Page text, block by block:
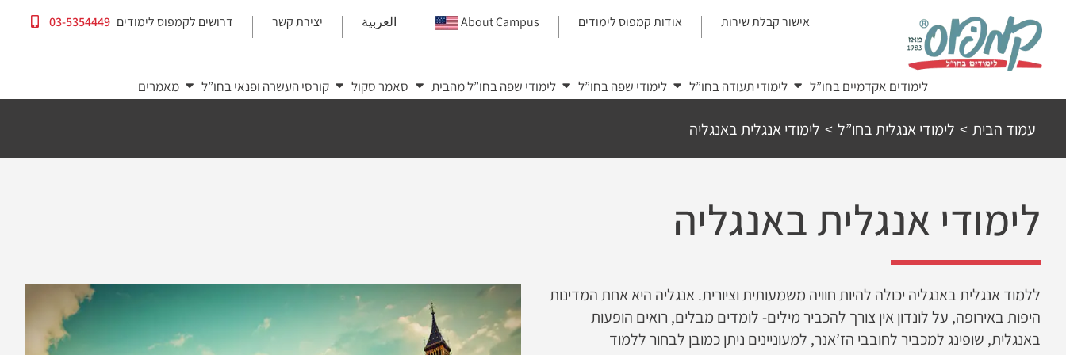
content
03-5354449 דרושים לקמפוס לימודים יצירת קשר العربية About Campus אודות קמפוס לימודים אישור קבלת שירות
לימודים אקדמיים בחו”ל לימודי תעודה בחו”ל לימודי שפה בחו”ל לימודי שפה בחו”ל מהבית סאמר סקול קורסי העשרה ופנאי בחו”ל מאמרים
עמוד הבית > לימודי אנגלית בחו”ל > לימודי אנגלית באנגליה
לימודי אנגלית באנגליה
ללמוד אנגלית באנגליה יכולה להיות חוויה משמעותית וציורית. אנגליה היא אחת המדינות
היפות באירופה, על לונדון אין צורך להכביר מילים- לומדים מבלים, רואים הופעות
באנגלית, שופינג למכביר לחובבי הז’אנר, למעוניינים ניתן כמובן לבחור ללמוד